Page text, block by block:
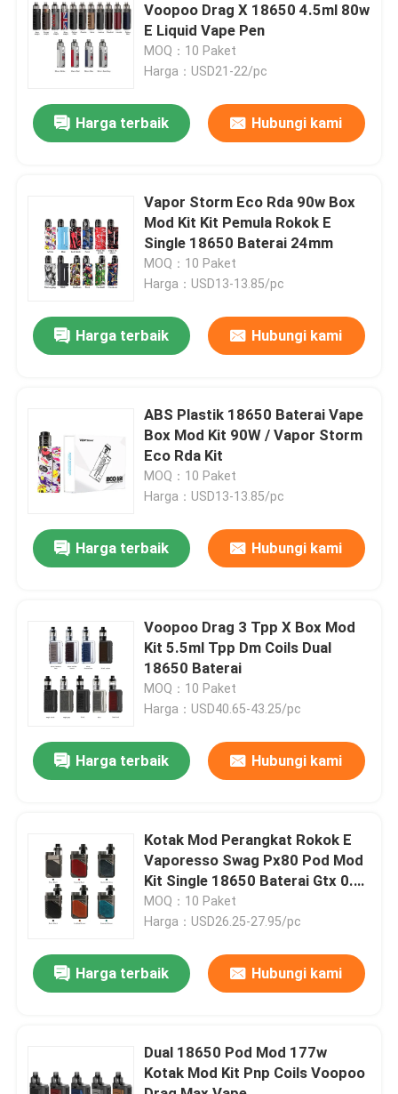
Produk
Video
Tentang kami
Kontrol kualitas
Hubungi kami
Permintaan Penawaran
Vape Pod Sekali Pakai
Voopoo Drag X 18650 4.5ml 80w
E Liquid Vape Pen
MOQ：10 Paket
Harga：USD21-22/pc
Harga terbaik Hubungi kami
Vapor Storm Eco Rda 90w Box
Mod Kit Kit Pemula Rokok E
Single 18650 Baterai 24mm
MOQ：10 Paket
Harga：USD13-13.85/pc
Harga terbaik Hubungi kami
ABS Plastik 18650 Baterai Vape
Box Mod Kit 90W / Vapor Storm
Eco Rda Kit
MOQ：10 Paket
Harga：USD13-13.85/pc
Harga terbaik Hubungi kami
Voopoo Drag 3 Tpp X Box Mod
Kit 5.5ml Tpp Dm Coils Dual
18650 Baterai
MOQ：10 Paket
Harga：USD40.65-43.25/pc
Harga terbaik Hubungi kami
Kotak Mod Perangkat Rokok E
Vaporesso Swag Px80 Pod Mod
Kit Single 18650 Baterai Gtx 0.2
0.3 Coil
MOQ：10 Paket
Harga：USD26.25-27.95/pc
Harga terbaik Hubungi kami
Dual 18650 Pod Mod 177w
Kotak Mod Kit Pnp Coils Voopoo